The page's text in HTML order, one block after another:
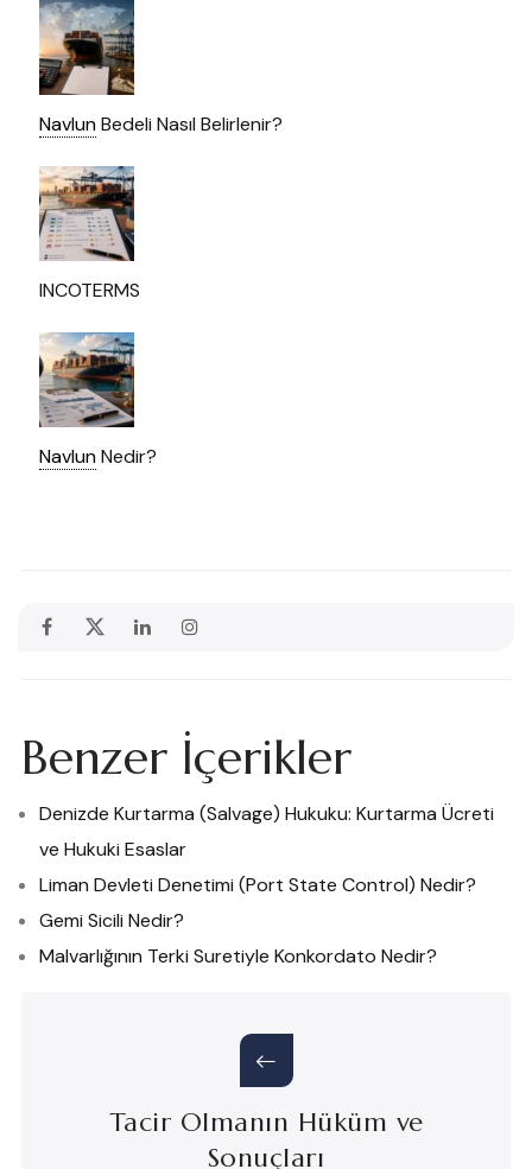
NavlunBedeli Nasıl Belirlenir?
INCOTERMS
NavlunNedir?
Benzer İçerikler
Denizde Kurtarma (Salvage) Hukuku: Kurtarma Ücreti
ve Hukuki Esaslar
Liman Devleti Denetimi (Port State Control) Nedir?
Gemi Sicili Nedir?
Malvarlığının Terki Suretiyle Konkordato Nedir?
Tacir Olmanın Hüküm ve
Sonuçları